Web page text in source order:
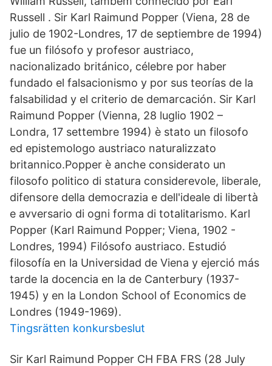
Russell . Sir Karl Raimund Popper (Viena, 28 de
julio de 1902-Londres, 17 de septiembre de 1994)
fue un filósofo y profesor austriaco,
nacionalizado británico, célebre por haber
fundado el falsacionismo y por sus teorías de la
falsabilidad y el criterio de demarcación. Sir Karl
Raimund Popper (Vienna, 28 luglio 1902 –
Londra, 17 settembre 1994) è stato un filosofo
ed epistemologo austriaco naturalizzato
britannico.Popper è anche considerato un
filosofo politico di statura considerevole, liberale,
difensore della democrazia e dell'ideale di libertà
e avversario di ogni forma di totalitarismo. Karl
Popper (Karl Raimund Popper; Viena, 1902 -
Londres, 1994) Filósofo austriaco. Estudió
filosofía en la Universidad de Viena y ejerció más
tarde la docencia en la de Canterbury (1937-
1945) y en la London School of Economics de
Londres (1949-1969).
Tingsrätten konkursbeslut
Sir Karl Raimund Popper CH FBA FRS (28 July